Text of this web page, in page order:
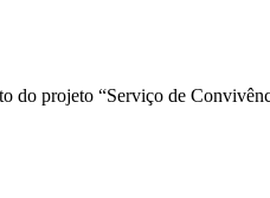
projeto “Serviço de